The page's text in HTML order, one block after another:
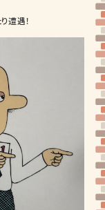
遭遇！